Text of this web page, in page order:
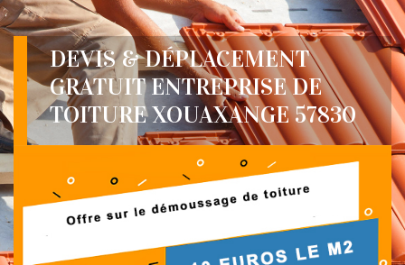
DEVIS & DÉPLACEMENT
GRATUIT ENTREPRISE DE
TOITURE XOUAXANGE 57830